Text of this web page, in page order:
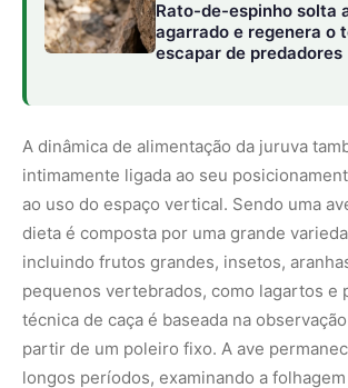
longos períodos, examinando a folhagem
seus olhos grandes e atentos. Quando
retornando frequentemente ao mesmo
dessa vigília que o movimento pendular
executado com maior frequência.
Outro aspecto biológico relevante
da cauda é a hipótese de sinalização de
advertência a predadores. No reino
que se está ciente da presença de um
potencial pode desestimular o ataque de